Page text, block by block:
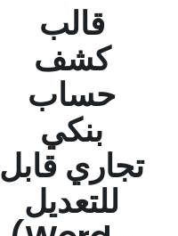
قالب
كشف
حساب
بنكي
تجاري قابل
للتعديل